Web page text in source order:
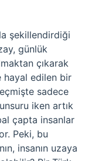
şekillendirdiği
günlük
çıkarak
hayal edilen bir
sadece
iken artık
çapta insanlar
Peki, bu
insanın uzaya